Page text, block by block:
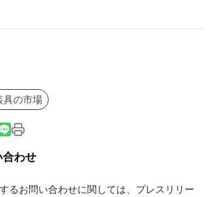
具の市場
合わせ
るお問い合わせに関しては、プレスリリー